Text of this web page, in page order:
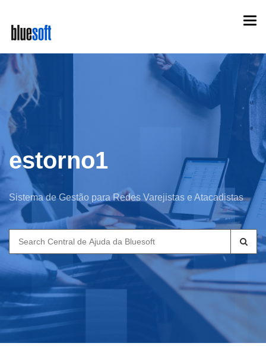
main
content
estorno1
Sistema de Gestão para Redes Varejistas e Atacadistas
Search
for: